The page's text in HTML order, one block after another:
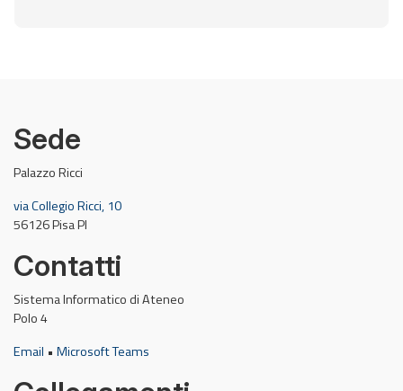
Sede
Palazzo Ricci
via Collegio Ricci, 10
56126 Pisa PI
Contatti
Sistema Informatico di Ateneo
Polo 4
Email • Microsoft Teams